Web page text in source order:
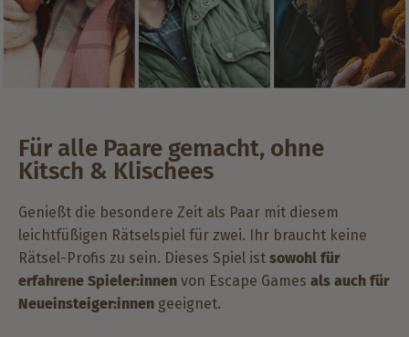
Für alle Paare gemacht, ohne
Kitsch & Klischees
Genießt die besondere Zeit als Paar mit diesem
leichtfüßigen Rätselspiel für zwei. Ihr braucht keine
Rätsel-Profis zu sein. Dieses Spiel ist sowohl für
erfahrene Spieler:innen von Escape Games als auch für
Neueinsteiger:innen geeignet.